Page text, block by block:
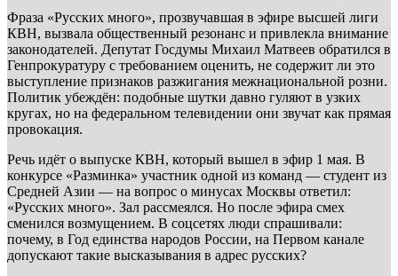
Фраза «Русских много», прозвучавшая в эфире высшей лиги
КВН, вызвала общественный резонанс и привлекла внимание
законодателей. Депутат Госдумы Михаил Матвеев обратился в
Генпрокуратуру с требованием оценить, не содержит ли это
выступление признаков разжигания межнациональной розни.
Политик убеждён: подобные шутки давно гуляют в узких
кругах, но на федеральном телевидении они звучат как прямая
провокация.
Речь идёт о выпуске КВН, который вышел в эфир 1 мая. В
конкурсе «Разминка» участник одной из команд — студент из
Средней Азии — на вопрос о минусах Москвы ответил:
«Русских много». Зал рассмеялся. Но после эфира смех
сменился возмущением. В соцсетях люди спрашивали:
почему, в Год единства народов России, на Первом канале
допускают такие высказывания в адрес русских?